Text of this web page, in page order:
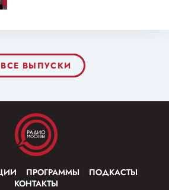
ВСЕ ВЫПУСКИ
ПРОГРАММЫ
ПОДКАСТЫ
КОНТАКТЫ